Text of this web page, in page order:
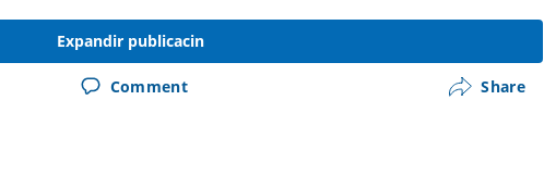
como un banco central o un gobierno, para supervisar
y equipo, lea este explicativo para ver si la minería es
Expandir publicacin
Comment Share